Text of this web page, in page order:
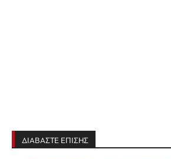
ΔΙΑΒΑΣΤΕ ΕΠΙΣΗΣ